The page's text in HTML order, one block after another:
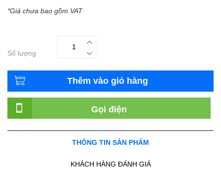
*Giá chưa bao gồm VAT
Số lượng
Thêm vào giỏ hàng
Gọi điện
THÔNG TIN SẢN PHẨM
KHÁCH HÀNG ĐÁNH GIÁ